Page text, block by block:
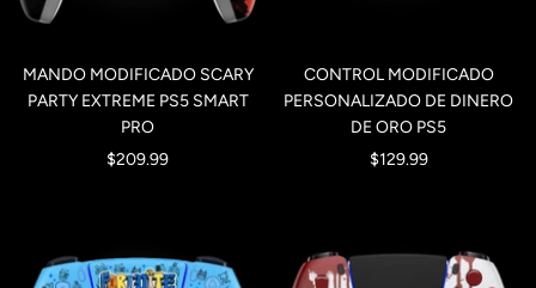
MANDO MODIFICADO SCARY
PARTY EXTREME PS5 SMART
PRO
Precio
$209.99
CONTROL MODIFICADO
PERSONALIZADO DE DINERO
DE ORO PS5
Precio
$129.99